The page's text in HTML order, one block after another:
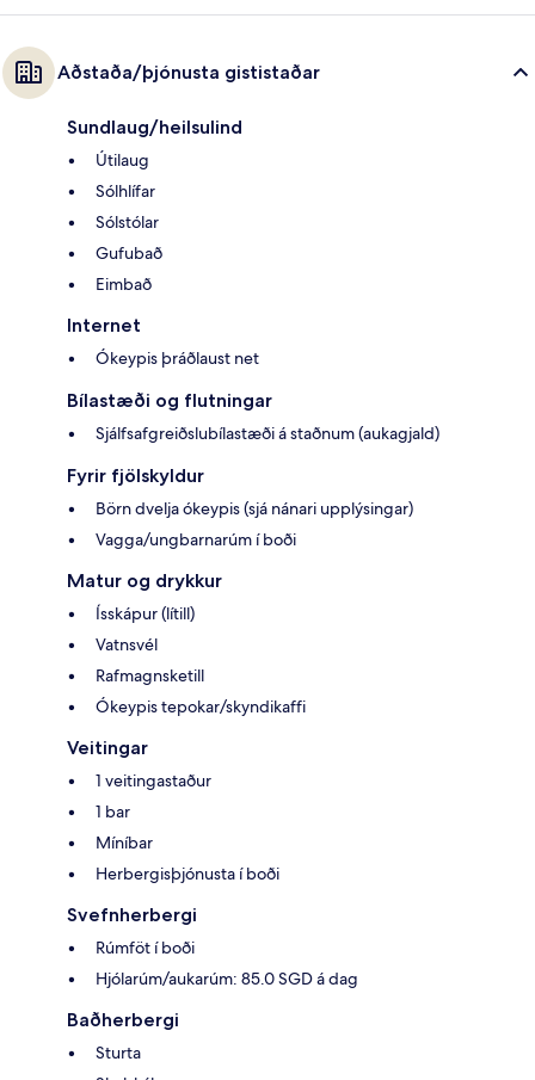
Aðstaða/þjónusta gististaðar
Sundlaug/heilsulind
Útilaug
Sólhlífar
Sólstólar
Gufubað
Eimbað
Internet
Ókeypis þráðlaust net
Bílastæði og flutningar
Sjálfsafgreiðslubílastæði á staðnum (aukagjald)
Fyrir fjölskyldur
Börn dvelja ókeypis (sjá nánari upplýsingar)
Vagga/ungbarnarúm í boði
Matur og drykkur
Ísskápur (lítill)
Vatnsvél
Rafmagnsketill
Ókeypis tepokar/skyndikaffi
Veitingar
1 veitingastaður
1 bar
Míníbar
Herbergisþjónusta í boði
Svefnherbergi
Rúmföt í boði
Hjólarúm/aukarúm: 85.0 SGD á dag
Baðherbergi
Sturta